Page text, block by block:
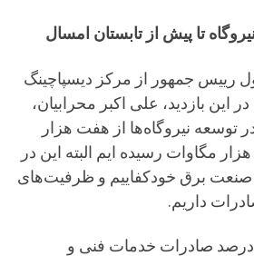
ريیس جمهور از مرکز دیسپاچینگ
این بازدید، علی اکبر محرابیان،
توسعه نیروگاه‌ها از هفت هزار
مگاوات به بیش از 86 هزار مگاوات رسیده ایم البته این در
برق خودکفاییم و ظرفیت‌های
داریم.
وی افزود: بیش از 50 درصد صادرات خدمات فنی و